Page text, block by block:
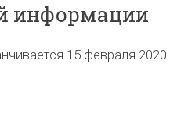
информации
15 февраля 2020